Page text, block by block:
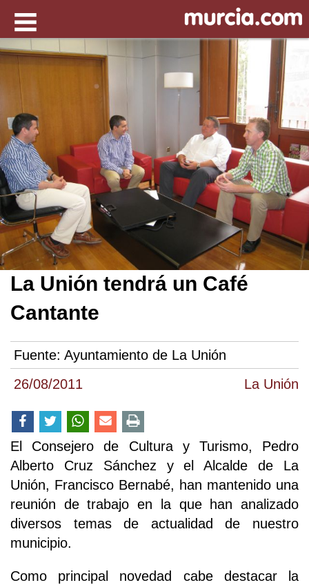
26/08/2011 La Unión
La Unión tendrá un Café
Cantante
Fuente: Ayuntamiento de La Unión
El Consejero de Cultura y Turismo, Pedro
Alberto Cruz Sánchez y el Alcalde de La
Unión, Francisco Bernabé, han mantenido una
reunión de trabajo en la que han analizado
diversos temas de actualidad de nuestro
municipio.
Como principal novedad cabe destacar la